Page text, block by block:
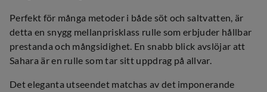
Perfekt för många metoder i både söt och saltvatten, är
detta en snygg mellanprisklass rulle som erbjuder hållbar
prestanda och mångsidighet. En snabb blick avslöjar att
Sahara är en rulle som tar sitt uppdrag på allvar.
Det eleganta utseendet matchas av det imponerande